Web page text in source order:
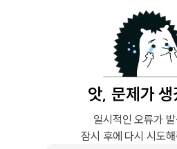
앗, 문제가
일시적인 오류가
잠시 후에 다시 시도